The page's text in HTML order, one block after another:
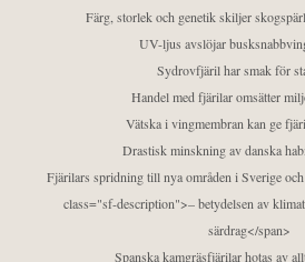
Färg, storlek och genetik skiljer
UV-ljus avslöjar
Sydrovfjäril har smak för
Handel med fjärilar omsätter
Vätska i vingmembran kan ge
Drastisk minskning av danska
Fjärilars spridning till nya områden i Sverige
class="sf-description">– betydelsen av
särdrag</span>
Spanska kamgräsfjärilar hotas av